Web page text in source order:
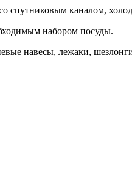
спутниковым каналом,
набором посуды.
навесы, лежаки,